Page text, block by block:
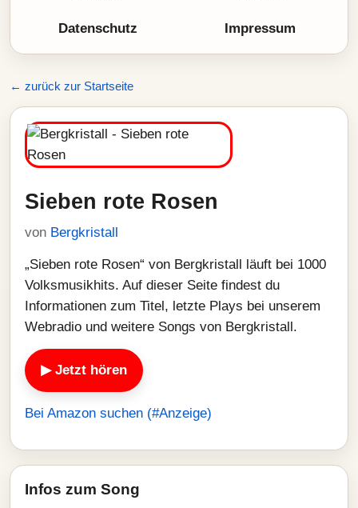
Datenschutz Impressum
← zurück zur Startseite
Sieben rote Rosen
von Bergkristall
„Sieben rote Rosen“ von Bergkristall läuft bei 1000
Volksmusikhits. Auf dieser Seite findest du
Informationen zum Titel, letzte Plays bei unserem
Webradio und weitere Songs von Bergkristall.
▶ Jetzt hören
Bei Amazon suchen (#Anzeige)
Infos zum Song